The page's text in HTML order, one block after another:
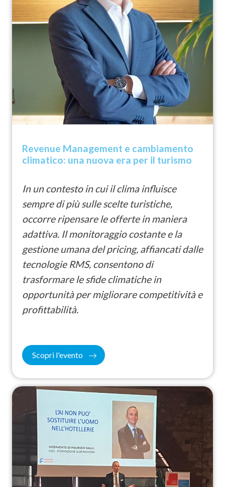
Revenue Management e cambiamento
climatico: una nuova era per il turismo
In un contesto in cui il clima influisce
sempre di più sulle scelte turistiche,
occorre ripensare le offerte in maniera
adattiva. Il monitoraggio costante e la
gestione umana del pricing, affiancati dalle
tecnologie RMS, consentono di
trasformare le sfide climatiche in
opportunità per migliorare competitività e
profittabilità.
Scopri l'evento